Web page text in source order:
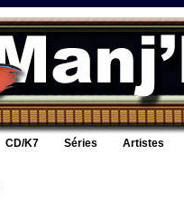
CD/K7 Séries Artistes